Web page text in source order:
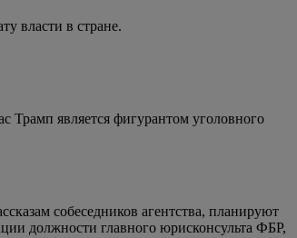
власти в стране.
Трамп является фигурантом уголовного
собеседников агентства, планируют
должности главного юрисконсульта ФБР,